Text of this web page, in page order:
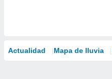
Actualidad Mapa de lluvia